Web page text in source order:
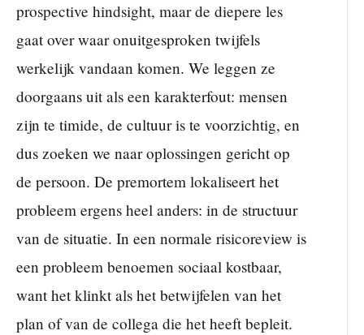
prospective hindsight, maar de diepere les
gaat over waar onuitgesproken twijfels
werkelijk vandaan komen. We leggen ze
doorgaans uit als een karakterfout: mensen
zijn te timide, de cultuur is te voorzichtig, en
dus zoeken we naar oplossingen gericht op
de persoon. De premortem lokaliseert het
probleem ergens heel anders: in de structuur
van de situatie. In een normale risicoreview is
een probleem benoemen sociaal kostbaar,
want het klinkt als het betwijfelen van het
plan of van de collega die het heeft bepleit.